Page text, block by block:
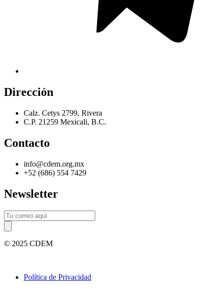
Dirección
Calz. Cetys 2799, Rivera
C.P. 21259 Mexicali, B.C.
Contacto
info@cdem.org.mx
+52 (686) 554 7429
Newsletter
© 2025 CDEM
Política de Privacidad